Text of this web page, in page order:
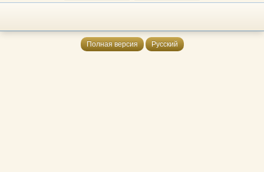
Полная версия Русский